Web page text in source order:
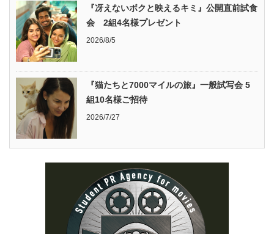
『冴えないボクと映えるキミ』公開直前試食
会 2組4名様プレゼント
2026/8/5
『猫たちと7000マイルの旅』一般試写会 5
組10名様ご招待
2026/7/27